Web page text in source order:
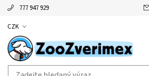
777 947 929
CZK